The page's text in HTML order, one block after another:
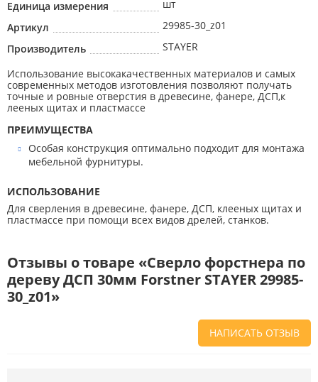
Единица измерения
шт
Артикул
29985-30_z01
Производитель
STAYER
Использование высокакачественных материалов и самых
современных методов изготовления позволяют получать
точные и ровные отверстия в древесине, фанере, ДСП,к
лееных щитах и пластмассе
ПРЕИМУЩЕСТВА
Особая конструкция оптимально подходит для монтажа
мебельной фурнитуры.
ИСПОЛЬЗОВАНИЕ
Для сверления в древесине, фанере, ДСП, клееных щитах и
пластмассе при помощи всех видов дрелей, станков.
Отзывы о товаре «Cверло форстнера по
дереву ДСП 30мм Forstner STAYER 29985-
30_z01»
НАПИСАТЬ ОТЗЫВ